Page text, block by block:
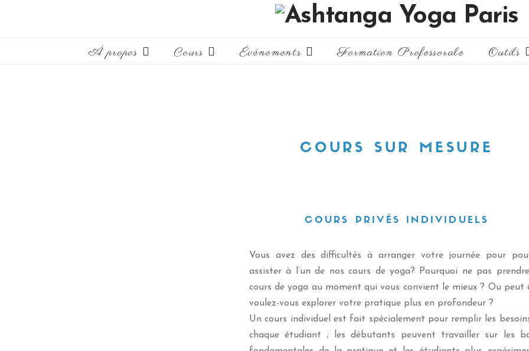
À propos Cours Événements Formation Professorale Outils
COURS SUR MESURE
COURS PRIVÉS INDIVIDUELS
Vous avez des difficultés à arranger votre journée pour
assister à l’un de nos cours de yoga? Pourquoi ne pas
cours de yoga au moment qui vous convient le mieux ? Ou peut
voulez-vous explorer votre pratique plus en profondeur ?
Un cours individuel est fait spécialement pour remplir les
chaque étudiant ; les débutants peuvent travailler sur les